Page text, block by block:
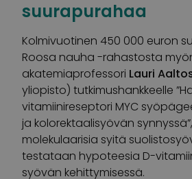
suurapurahaa
Kolmivuotinen 450 000 euron
Roosa nauha -rahastosta
akatemiaprofessori Lauri
yliopisto) tutkimushankkeelle
vitamiinireseptori MYC
ja kolorektaalisyövän
molekulaarisia syitä
testataan hypoteesia D-
syövän kehittymisessä.